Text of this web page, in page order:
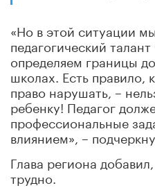
«Но в этой ситуации
педагогический
определяем границы
школах. Есть правило,
право нарушать, –
ребенку! Педагог
профессиональные
влиянием», –
Глава региона
трудно.